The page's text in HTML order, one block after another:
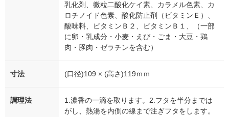
乳化剤、微粒二酸化ケイ素、カラメル色素、カ
ロチノイド色素、酸化防止剤（ビタミンＥ）、
酸味料、ビタミンＢ２、ビタミンＢ１、（一部
に卵・乳成分・小麦・えび・ごま・大豆・鶏
肉・豚肉・ゼラチンを含む）
寸法 (口径)109 × (高さ)119ｍｍ
調理法
1.濃香の一滴を取ります。2.フタを半分までは
がし、熱湯を内側の線まで注ぎフタをします。